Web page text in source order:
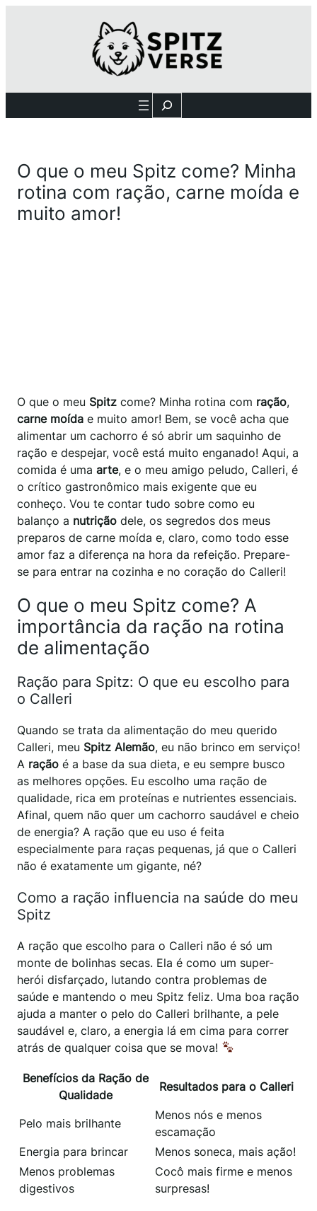
Search
O que o meu Spitz come? Minha
rotina com ração, carne moída e
muito amor!
O que o meu Spitz come? Minha rotina com ração,
carne moída e muito amor! Bem, se você acha que
alimentar um cachorro é só abrir um saquinho de
ração e despejar, você está muito enganado! Aqui, a
comida é uma arte, e o meu amigo peludo, Calleri, é
o crítico gastronômico mais exigente que eu
conheço. Vou te contar tudo sobre como eu
balanço a nutrição dele, os segredos dos meus
preparos de carne moída e, claro, como todo esse
amor faz a diferença na hora da refeição. Prepare-
se para entrar na cozinha e no coração do Calleri!
O que o meu Spitz come? A
importância da ração na rotina
de alimentação
Ração para Spitz: O que eu escolho para
o Calleri
Quando se trata da alimentação do meu querido
Calleri, meu Spitz Alemão, eu não brinco em serviço!
A ração é a base da sua dieta, e eu sempre busco
as melhores opções. Eu escolho uma ração de
qualidade, rica em proteínas e nutrientes essenciais.
Afinal, quem não quer um cachorro saudável e cheio
de energia? A ração que eu uso é feita
especialmente para raças pequenas, já que o Calleri
não é exatamente um gigante, né?
Como a ração influencia na saúde do meu
Spitz
A ração que escolho para o Calleri não é só um
monte de bolinhas secas. Ela é como um super-
herói disfarçado, lutando contra problemas de
saúde e mantendo o meu Spitz feliz. Uma boa ração
ajuda a manter o pelo do Calleri brilhante, a pele
saudável e, claro, a energia lá em cima para correr
atrás de qualquer coisa que se mova!
Benefícios da Ração de
Qualidade
Resultados para o Calleri
Pelo mais brilhante
Menos nós e menos
escamação
Energia para brincar
Menos soneca, mais ação!
Menos problemas
digestivos
Cocô mais firme e menos
surpresas!